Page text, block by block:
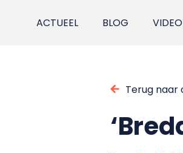
ACTUEEL BLOG VIDEO
Terug naar